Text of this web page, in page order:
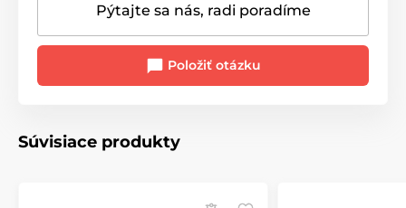
Pýtajte sa nás, radi poradíme
Položiť otázku
Súvisiace produkty